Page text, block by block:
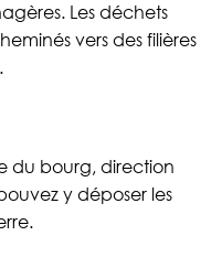
Les déchets
vers des filières
du bourg, direction
y déposer les